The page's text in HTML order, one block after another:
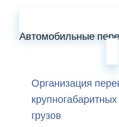
Автомобильные
Организация
грузов